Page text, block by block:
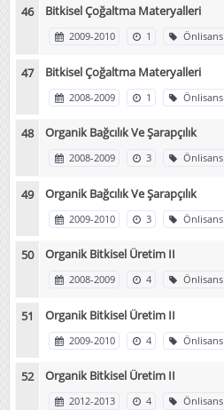
Bitkisel Çoğaltma Materyalleri
2009-2010 1 Önlisans
Bitkisel Çoğaltma Materyalleri
2008-2009 1 Önlisans
Organik Bağcılık Ve Şarapçılık
2008-2009 3 Önlisans
Organik Bağcılık Ve Şarapçılık
2009-2010 3 Önlisans
Organik Bitkisel Üretim II
2008-2009 4 Önlisans
Organik Bitkisel Üretim II
2009-2010 4 Önlisans
Organik Bitkisel Üretim II
2012-2013 4 Önlisans